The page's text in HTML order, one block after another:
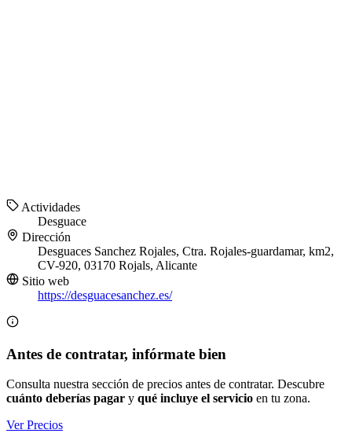
Actividades
Desguace
Dirección
Desguaces Sanchez Rojales, Ctra. Rojales-guardamar, km2,
CV-920, 03170 Rojals, Alicante
Sitio web
https://desguacesanchez.es/
Antes de contratar, infórmate bien
Consulta nuestra sección de precios antes de contratar. Descubre
cuánto deberías pagar y qué incluye el servicio en tu zona.
Ver Precios